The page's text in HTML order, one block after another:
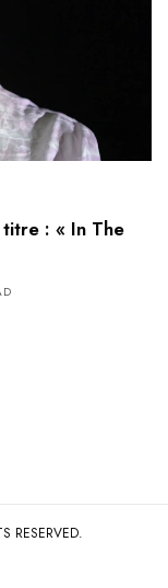
: « In The
RESERVED.